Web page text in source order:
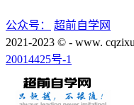
公众号：
超前自学网
2021-2023 © - www.
20014425号-1